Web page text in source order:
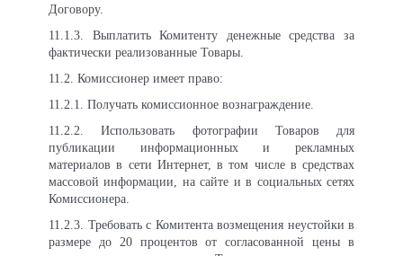
Договору.
11.1.3. Выплатить Комитенту денежные средства за
фактически реализованные Товары.
11.2. Комиссионер имеет право:
11.2.1. Получать комиссионное вознаграждение.
11.2.2. Использовать фотографии Товаров для
публикации информационных и рекламных
материалов в сети Интернет, в том числе в средствах
массовой информации, на сайте и в социальных сетях
Комиссионера.
11.2.3. Требовать с Комитента возмещения неустойки в
размере до 20 процентов от согласованной цены в